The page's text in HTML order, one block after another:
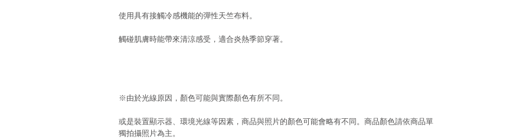
使用具有接觸冷感機能的彈性天竺布料。
觸碰肌膚時能帶來清涼感受，適合炎熱季節穿著。
※由於光線原因，顏色可能與實際顏色有所不同。
或是裝置顯示器、環境光線等因素，商品與照片的顏色可能會略有不同。商品顏色請依商品單
獨拍攝照片為主。